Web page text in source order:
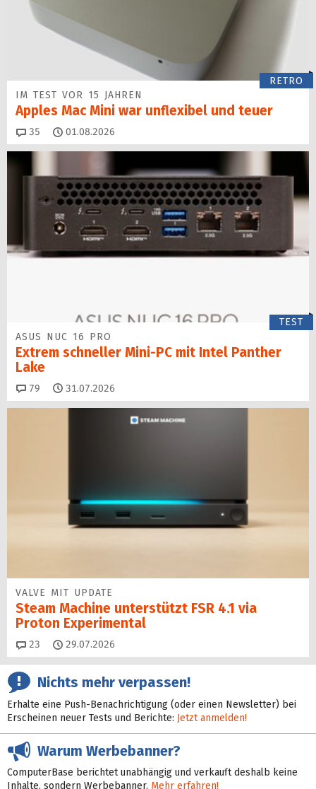
RETRO
IM TEST VOR 15 JAHREN
Apples Mac Mini war unflexibel und teuer
35 Kommentare
01.08.2026
TEST
ASUS NUC 16 PRO
Extrem schneller Mini-PC mit Intel Panther
Lake
79 Kommentare
31.07.2026
VALVE MIT UPDATE
Steam Machine unterstützt FSR 4.1 via
Proton Experimental
23 Kommentare
29.07.2026
Nichts mehr verpassen!
Erhalte eine Push-Benachrichtigung (oder einen Newsletter) bei
Erscheinen neuer Tests und Berichte: Jetzt anmelden!
Warum Werbebanner?
ComputerBase berichtet unabhängig und verkauft deshalb keine
Inhalte, sondern Werbebanner. Mehr erfahren!